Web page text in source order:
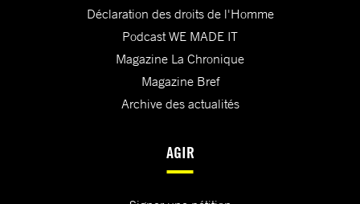
Déclaration des droits de l'Homme
Podcast WE MADE IT
Magazine La Chronique
Magazine Bref
Archive des actualités
AGIR